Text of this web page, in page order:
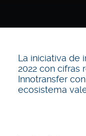
La iniciativa de
2022 con cifras
Innotransfer
ecosistema